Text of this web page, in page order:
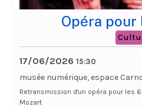
Opéra pour
17/06/2026 15:30
musée numérique, espace
Retransmission d'un opéra pour les
Mozart